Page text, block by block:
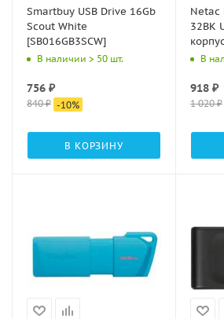
Smartbuy USB Drive 16Gb
Scout White
[SB016GB3SCW]
В наличии > 50 шт.
756 ₽
840₽ -10%
В КОРЗИНУ
Netac
32BK
В
918 ₽
1 020₽